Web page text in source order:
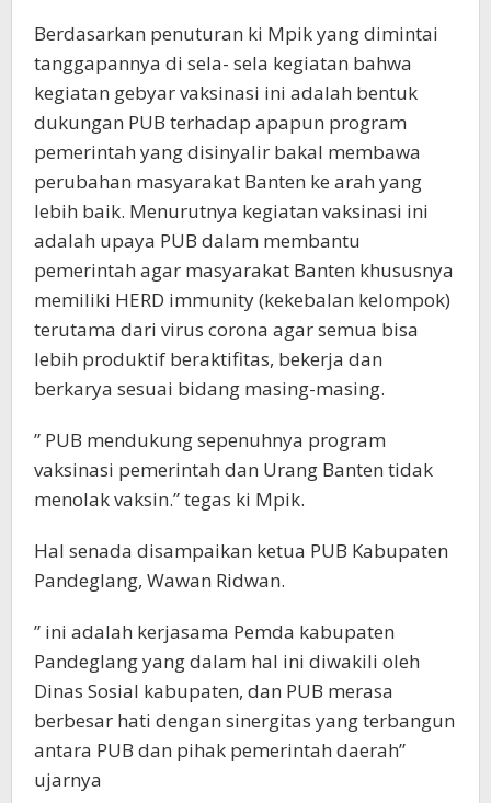
Berdasarkan penuturan ki Mpik yang dimintai
tanggapannya di sela- sela kegiatan bahwa
kegiatan gebyar vaksinasi ini adalah bentuk
dukungan PUB terhadap apapun program
pemerintah yang disinyalir bakal membawa
perubahan masyarakat Banten ke arah yang
lebih baik. Menurutnya kegiatan vaksinasi ini
adalah upaya PUB dalam membantu
pemerintah agar masyarakat Banten khususnya
memiliki HERD immunity (kekebalan kelompok)
terutama dari virus corona agar semua bisa
lebih produktif beraktifitas, bekerja dan
berkarya sesuai bidang masing-masing.
” PUB mendukung sepenuhnya program
vaksinasi pemerintah dan Urang Banten tidak
menolak vaksin.” tegas ki Mpik.
Hal senada disampaikan ketua PUB Kabupaten
Pandeglang, Wawan Ridwan.
” ini adalah kerjasama Pemda kabupaten
Pandeglang yang dalam hal ini diwakili oleh
Dinas Sosial kabupaten, dan PUB merasa
berbesar hati dengan sinergitas yang terbangun
antara PUB dan pihak pemerintah daerah”
ujarnya